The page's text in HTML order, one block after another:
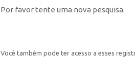
Por favor tente uma nova pesquisa.
Você também pode ter acesso a esses